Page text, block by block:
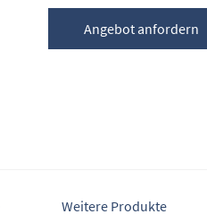
Angebot anfordern
Weitere Produkte